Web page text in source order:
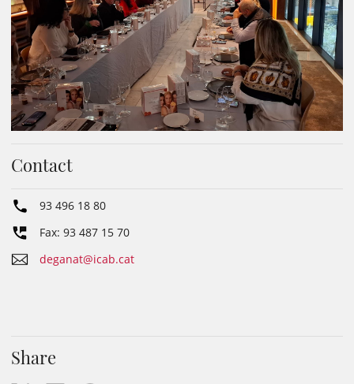
Contact
93 496 18 80
Fax: 93 487 15 70
deganat@icab.cat
Share